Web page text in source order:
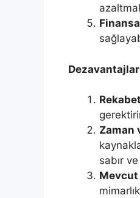
Zaman
sabır
Mevcut